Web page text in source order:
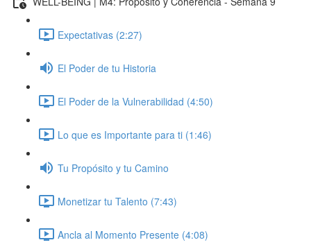
Expectativas (2:27)
El Poder de tu Historia
El Poder de la Vulnerabilidad (4:50)
Lo que es Importante para ti (1:46)
Tu Propósito y tu Camino
Monetizar tu Talento (7:43)
Ancla al Momento Presente (4:08)